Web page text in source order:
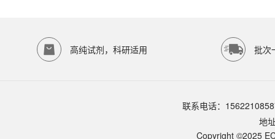
参照产品说明书中的保存条件。一般生物科研试剂建议在2-8℃或-
SCIENTIFIC常规库存产品一般1-3个工作日内发货。如遇缺
高纯试剂，科研适用 批次
联系电话：
地
Copyright ©2025